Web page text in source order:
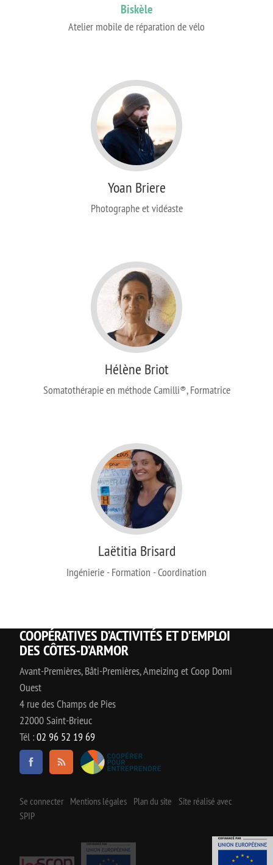
Biskèle
Atelier mobile de réparation de vélo
Yoan Briere
Photographe et vidéaste
Hélène Briot
Somatothérapie en méthode Camilli®, Formatrice
Laëtitia Brisard
Ingénierie - Formation - Coordination
COOPÉRATIVES D’ACTIVITÉS ET D’EMPLOI
DES CÔTES-D’ARMOR
Avant-Premières, Bâti-Premières, Ameizing et Coop Domi
Ouest
4 rue des Champs de Pies
22000 Saint-Brieuc
Tél :02 96 52 19 69
Se connecter Mentions légales Plan du site
Site réalisé avec
SPIP